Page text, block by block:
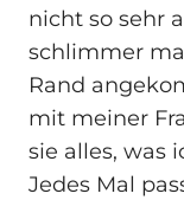
nicht so sehr
schlimmer
Rand
mit meiner
sie alles, was
Jedes Mal